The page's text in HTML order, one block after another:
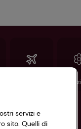
servizi e
sito. Quelli di